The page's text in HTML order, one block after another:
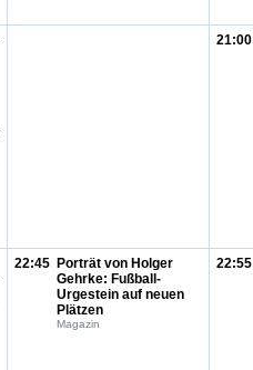
21:00
22:45 Porträt von Holger
Gehrke: Fußball-
Urgestein auf neuen
Plätzen
Magazin
22:55